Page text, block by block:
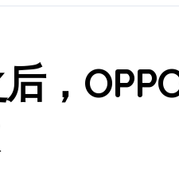
新潮，魅力无限
爆表，定制主题潮翻天！
，